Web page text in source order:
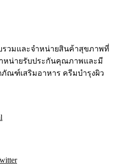
รวมและจำหน่ายสินค้าสุขภาพที่
หน่ายรับประกันคุณภาพและมี
ณฑ์เสริมอาหาร ครีมบำรุงผิว